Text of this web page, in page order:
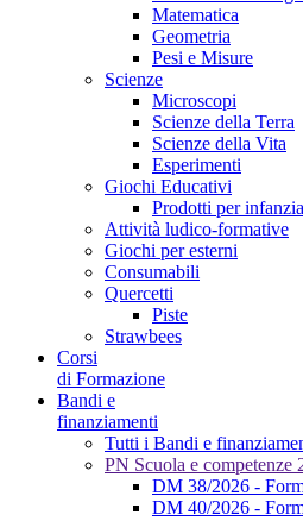
Matematica
Geometria
Pesi e Misure
Scienze
Microscopi
Scienze della Terra
Scienze della Vita
Esperimenti
Giochi Educativi
Prodotti per infanzia
Attività ludico-formative
Giochi per esterni
Consumabili
Quercetti
Piste
Strawbees
Corsi
di Formazione
Bandi e
finanziamenti
Tutti i Bandi e
PN Scuola e competenze
DM 38/2026 -
DM 40/2026 -